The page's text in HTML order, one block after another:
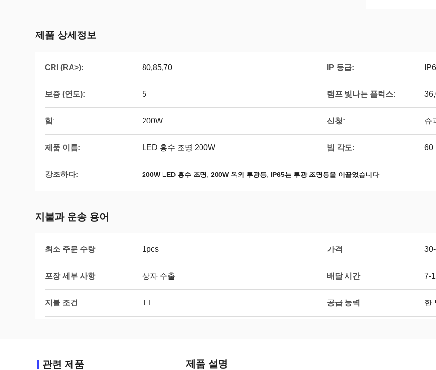
제품 상세정보
CRI (RA>): 80,85,70 IP 등급:
보증 (연도): 5 램프 빛나는 플럭스:
힘: 200W 신청: 슈
제품 이름: LED 홍수 조명 200W 빔 각도: 60
강조하다: 200W LED 홍수 조명, 200W 옥외 투광등, IP65는 투광 조명등을 이끌었습니다
지불과 운송 용어
최소 주문 수량 1pcs 가격
포장 세부 사항 상자 수출 배달 시간 7-
지불 조건 TT 공급 능력 한
관련 제품 제품 설명